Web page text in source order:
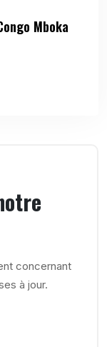
Mboka
concernant
à jour.